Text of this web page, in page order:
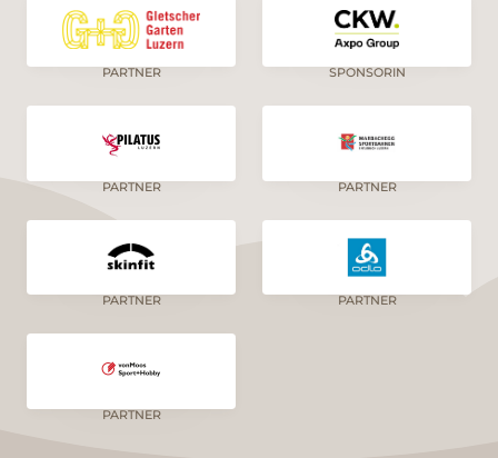
PARTNER SPONSORIN
PARTNER PARTNER
PARTNER PARTNER
PARTNER